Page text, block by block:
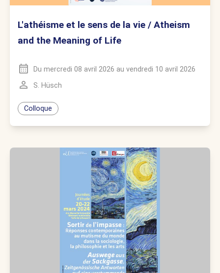
L'athéisme et le sens de la vie / Atheism
and the Meaning of Life
Du mercredi 08 avril 2026 au vendredi 10 avril 2026
S. Hüsch
Colloque